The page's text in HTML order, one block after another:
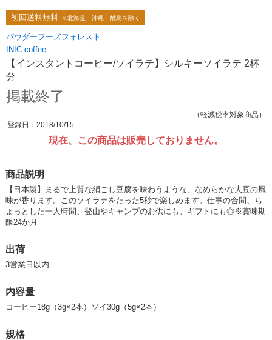
初回送料無料 ※北海道・沖縄・離島を除く
パウダーフーズフォレスト
INIC coffee
【インスタントコーヒー/ソイラテ】シルキーソイラテ 2杯
分
掲載終了
（軽減税率対象商品）
登録日：2018/10/15
現在、この商品は販売しておりません。
商品説明
【日本製】まるで上質な絹ごし豆腐を味わうような、なめらかな大豆の風
味が香ります。このソイラテをたった5秒で楽しめます。仕事の合間、ち
ょっとした一人時間、登山やキャンプのお供にも。ギフトにも◎※賞味期
限24か月
出荷
3営業日以内
内容量
コーヒー18g（3g×2本）ソイ30g（5g×2本）
規格